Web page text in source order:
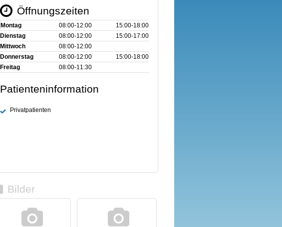
Öffnungszeiten
Montag 08:00‑12:00
15:00‑18:00
Dienstag
08:00‑12:00
15:00‑17:00
Mittwoch
08:00‑12:00
Donnerstag
08:00‑12:00
15:00‑18:00
Freitag
08:00‑11:30
Patienteninformation
Privatpatienten
Bilder